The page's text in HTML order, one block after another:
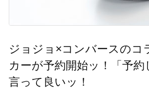
ジョジョ×コンバースのコ
カーが予約開始ッ！「予約
言って良いッ！